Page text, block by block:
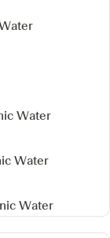
Water
Water
Water